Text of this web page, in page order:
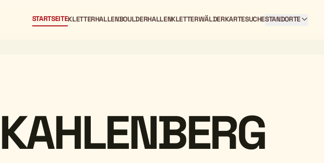
STARTSEITEKLETTERHALLENBOULDERHALLENKLETTERWÄLDERKARTESUCHESTANDORTE